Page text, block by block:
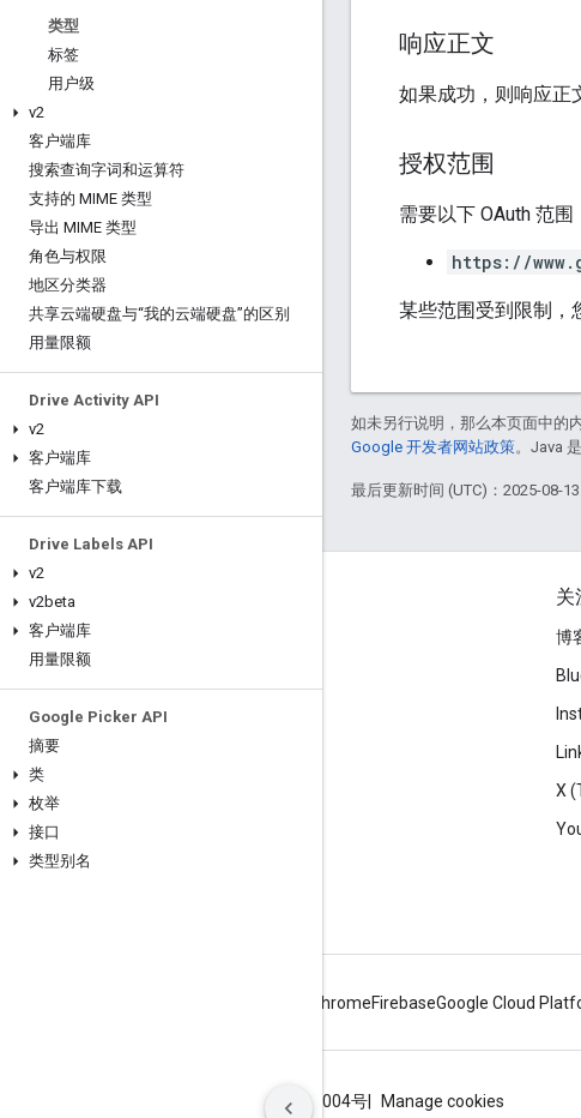
类型
标签
用户级
v2
客户端库
搜索查询字词和运算符
支持的 MIME 类型
导出 MIME 类型
角色与权限
地区分类器
共享云端硬盘与“我的云端硬盘”的区别
用量限额
Drive Activity API
v2
客户端库
客户端库下载
Drive Labels API
v2
v2beta
客户端库
用量限额
Google Picker API
摘要
类
枚举
接口
类型别名
响应正文
如果成功，则响应正
授权范围
需要以下 OAuth 范围
https://
某些范围受到限制，
如未另行说明，那么本页面中的
Google 开发者网站政策。Java
最后更新时间 (UTC)：2025-08-13
互动
Google Developer Program
Google Developer Experts
Accelerators
关
博
X
ChromeFirebaseGoogle Cloud
ICP证合字B2-20070004号 Manage cookies